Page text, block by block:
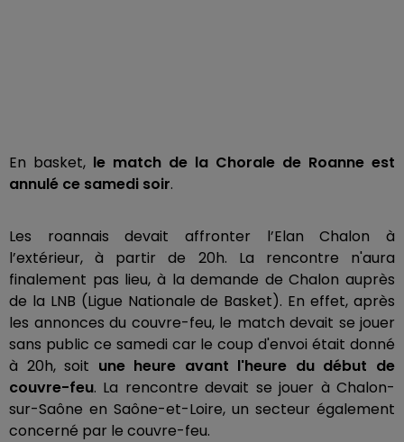
En basket, le match de la Chorale de Roanne est
annulé ce samedi soir.
Les roannais devait affronter l’Elan Chalon à
l’extérieur, à partir de 20h. La rencontre n'aura
finalement pas lieu, à la demande de Chalon auprès
de la LNB (Ligue Nationale de Basket). En effet, après
les annonces du couvre-feu, le match devait se jouer
sans public ce samedi car le coup d'envoi était donné
à 20h, soit une heure avant l'heure du début de
couvre-feu. La rencontre devait se jouer à Chalon-
sur-Saône en Saône-et-Loire, un secteur également
concerné par le couvre-feu.